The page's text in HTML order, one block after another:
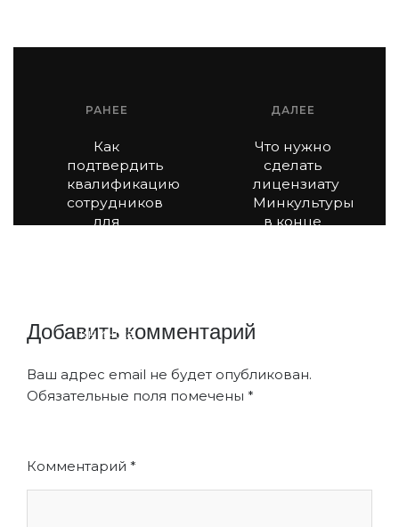
РАНЕЕ
Как
подтвердить
квалификацию
сотрудников
для
книжка
ДАЛЕЕ
Что нужно
сделать
лицензиату
Минкультуры
в конце
Добавить комментарий
Ваш адрес email не будет опубликован.
Обязательные поля помечены *
Комментарий *